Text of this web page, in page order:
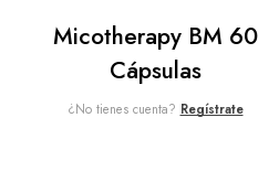
Micotherapy BM 60
Cápsulas
¿No tienes cuenta? Regístrate